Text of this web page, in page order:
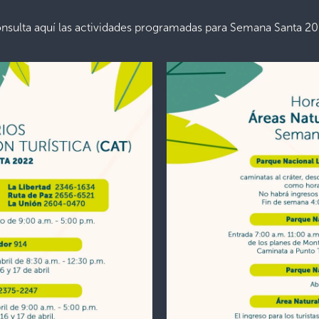
aquí las actividades programadas para Semana Santa